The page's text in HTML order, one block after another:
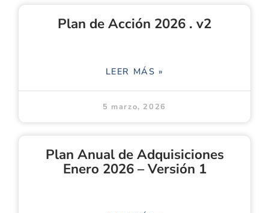
Plan de Acción 2026 . v2
LEER MÁS »
5 marzo, 2026
Plan Anual de Adquisiciones
Enero 2026 – Versión 1